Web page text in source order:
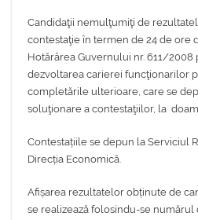
Candidaţii nemulţumiţi de
contestaţie în termen de 24 de ore
Hotărârea Guvernului nr. 611/2008
dezvoltarea carierei funcţionarilor
completările ulterioare, care se
soluţionare a contestaţiilor, la
Contestațiile se depun la Serviciul
Direcția Economică.
Afișarea rezultatelor obținute de
se realizează folosindu-se